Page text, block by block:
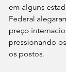
em alguns
Federal
preço
pressionando
os postos.